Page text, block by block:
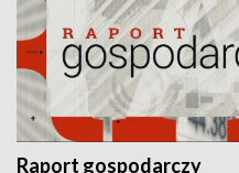
Raport gospodarczy